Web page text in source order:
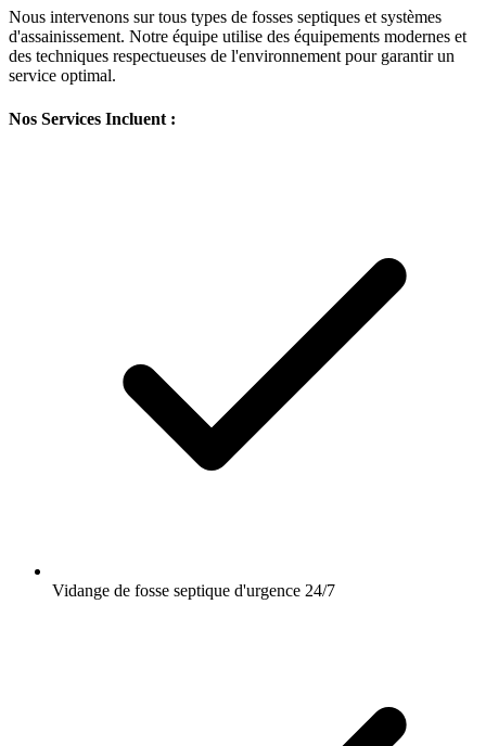
Nous intervenons sur tous types de fosses septiques et systèmes
d'assainissement. Notre équipe utilise des équipements modernes et
des techniques respectueuses de l'environnement pour garantir un
service optimal.
Nos Services Incluent :
Vidange de fosse septique d'urgence 24/7